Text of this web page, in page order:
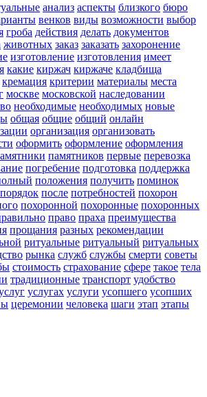
анализ аспекты близкого бюро
венков виды возможности выбор
гроба действия делать документов
животных заказ заказать захоронение
изготовление изготовления имеет
какие киржач киржаче кладбища
кремация критерии материалы места
москве московской наследовании
необходимые необходимых новые
общая общие общий онлайн
организация организовать
оформить оформление оформления
памятников первые перевозка
погребение подготовка поддержка
положения получить поминок
порядок после потребностей похорон
похоронной похоронные похоронных
право праха преимущества
прощания разных рекомендации
ритуальные ритуальный ритуальных
рынка служб службы смерти советы
стоимость страхование сфере такое тела
традиционные транспорт удобство
услугах услуги усопшего усопших
церемонии человека шаги этап этапы